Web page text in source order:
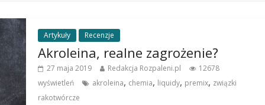
Artykuły Recenzje
Akroleina, realne zagrożenie?
27 maja 2019 Redakcja Rozpaleni.pl
12678
wyświetleń
akroleina, chemia, liquidy, premix, związki
rakotwórcze